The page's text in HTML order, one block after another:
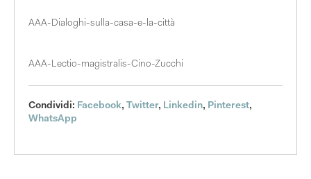
AAA-Dialoghi-sulla-casa-e-la-città
AAA-Lectio-magistralis-Cino-Zucchi
Condividi: Facebook, Twitter, Linkedin, Pinterest,
WhatsApp